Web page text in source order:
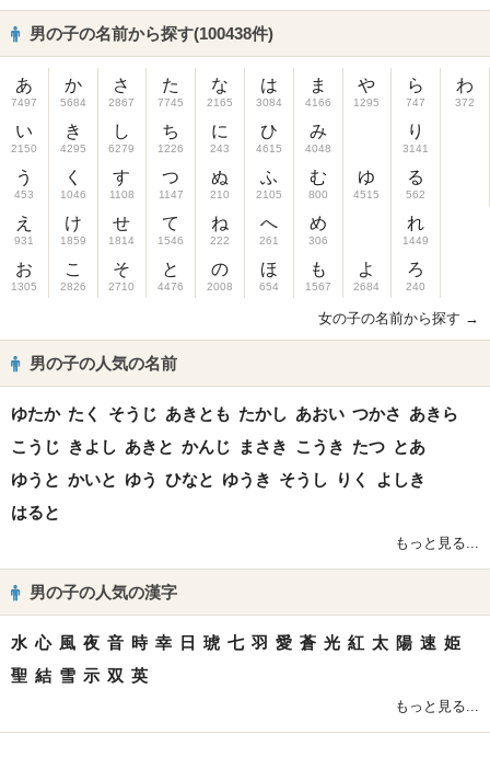
男の子の名前から探す(100438件)
あ
7497
い
2150
う
453
え
931
お
1305
か
5684
き
4295
く
1046
け
1859
こ
2826
さ
2867
し
6279
す
1108
せ
1814
そ
2710
た
7745
ち
1226
つ
1147
て
1546
と
4476
な
2165
に
243
ぬ
210
ね
222
の
2008
は
3084
ひ
4615
ふ
2105
へ
261
ほ
654
ま
4166
み
4048
む
800
め
306
も
1567
や
1295
ゆ
4515
よ
2684
ら
747
り
3141
る
562
れ
1449
ろ
240
わ
372
女の子の名前から探す →
男の子の人気の名前
ゆたか たく そうじ あきとも たかし あおい つかさ あきら
こうじ きよし あきと かんじ まさき こうき たつ とあ
ゆうと かいと ゆう ひなと ゆうき そうし りく
よしき
はると
もっと見る...
男の子の人気の漢字
水 心 風 夜 音 時 幸 日 琥 七 羽 愛 蒼 光 紅 太 陽 速 姫
聖 結 雪 示 双 英
もっと見る...